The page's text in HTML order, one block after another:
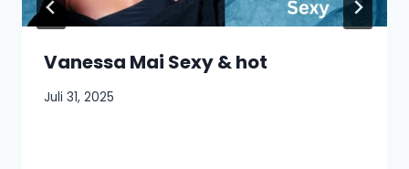
Vanessa Mai Sexy & hot
Juli 31, 2025